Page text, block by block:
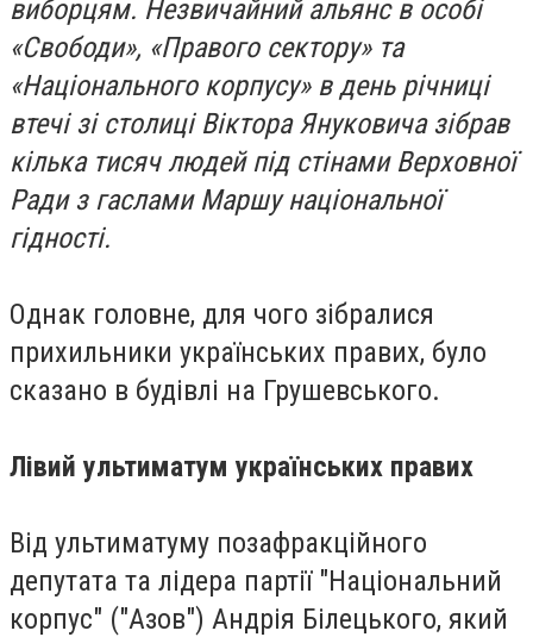
виборцям. Незвичайний альянс в особі
«Свободи», «Правого сектору» та
«Національного корпусу» в день річниці
втечі зі столиці Віктора Януковича зібрав
кілька тисяч людей під стінами Верховної
Ради з гаслами Маршу національної
гідності.
Однак головне, для чого зібралися
прихильники українських правих, було
сказано в будівлі на Грушевського.
Лівий ультиматум українських правих
Від ультиматуму позафракційного
депутата та лідера партії "Національний
корпус" ("Азов") Андрія Білецького, який